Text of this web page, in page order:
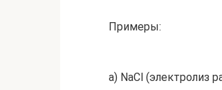
Примеры:
а) NaCl (электролиз